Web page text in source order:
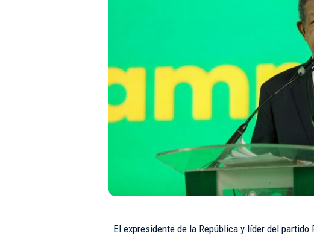
El expresidente de la República y líder del partido